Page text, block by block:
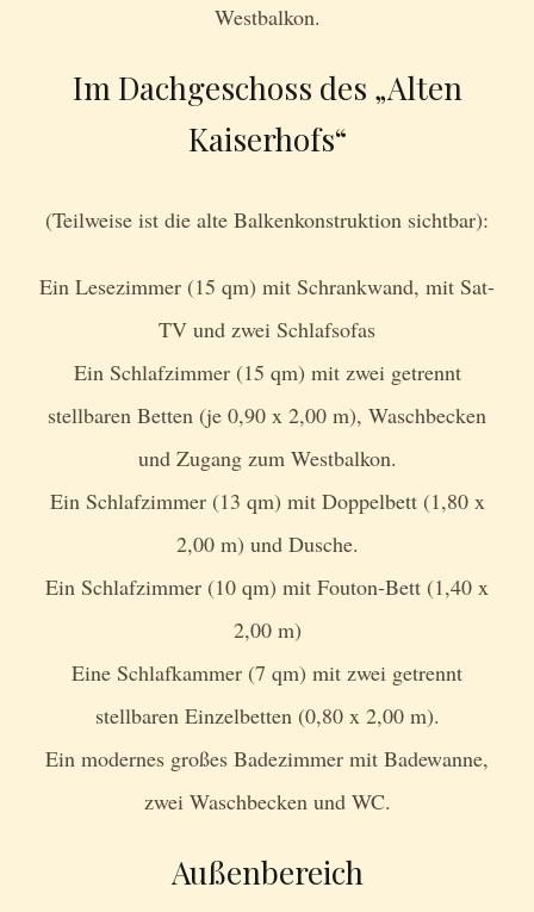
Westbalkon.
Im Dachgeschoss des „Alten
Kaiserhofs“
(Teilweise ist die alte Balkenkonstruktion sichtbar):
Ein Lesezimmer (15 qm) mit Schrankwand, mit Sat-
TV und zwei Schlafsofas
Ein Schlafzimmer (15 qm) mit zwei getrennt
stellbaren Betten (je 0,90 x 2,00 m), Waschbecken
und Zugang zum Westbalkon.
Ein Schlafzimmer (13 qm) mit Doppelbett (1,80 x
2,00 m) und Dusche.
Ein Schlafzimmer (10 qm) mit Fouton-Bett (1,40 x
2,00 m)
Eine Schlafkammer (7 qm) mit zwei getrennt
stellbaren Einzelbetten (0,80 x 2,00 m).
Ein modernes großes Badezimmer mit Badewanne,
zwei Waschbecken und WC.
Außenbereich